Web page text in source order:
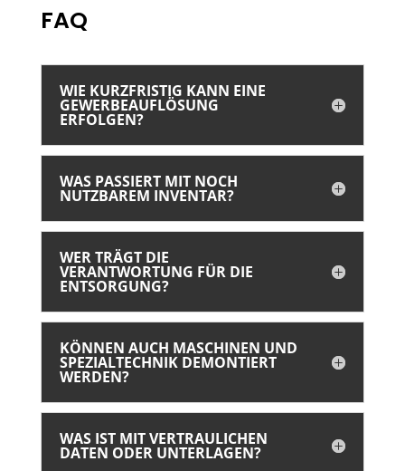
FAQ
WIE KURZFRISTIG KANN EINE
GEWERBEAUFLÖSUNG
ERFOLGEN?
WAS PASSIERT MIT NOCH
NUTZBAREM INVENTAR?
WER TRÄGT DIE
VERANTWORTUNG FÜR DIE
ENTSORGUNG?
KÖNNEN AUCH MASCHINEN UND
SPEZIALTECHNIK DEMONTIERT
WERDEN?
WAS IST MIT VERTRAULICHEN
DATEN ODER UNTERLAGEN?